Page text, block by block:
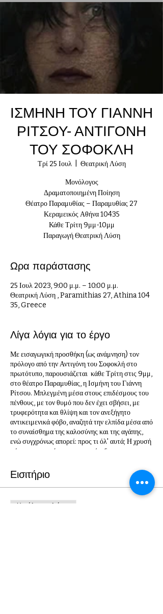
ΙΣΜΗΝΗ ΤΟΥ ΓΙΑΝΝΗ
ΡΙΤΣΟΥ- ΑΝΤΙΓΟΝΗ
ΤΟΥ ΣΟΦΟΚΛΗ
Τρί 25 Ιουλ
  |
Θεατρική Λύση
Μονόλογος
Δραματοποιημένη Ποίηση
Θέατρο Παραμυθίας – Παραμυθίας 27
Κεραμεικός Αθήνα 10435
Κάθε Τρίτη 9μμ-10μμ
Παραγωγή Θεατρική Λύση
Ωρα παράστασης
25 Ιουλ 2023, 9:00 μ.μ. – 10:00 μ.μ.
Θεατρική Λύση , Paramithias 27, Athina 104
35, Greece
Λίγα λόγια για το έργο
Με εισαγωγική προσθήκη (ως ανάμνηση) τον
πρόλογο από την Αντιγόνη του Σοφοκλή στο
πρωτότυπο, παρουσιάζεται κάθε Τρίτη στις 9μμ,
στο θέατρο Παραμυθίας, η Ισμήνη του Γιάννη
Ρίτσου. Μπλεγμένη μέσα στους επιδέσμους του
πένθους, με τον θυμό που δεν έχει σβήσει, με
τρυφερότητα και θλίψη και τον ανεξήγητο
αντικειμενικά φόβο, αναζητά την ελπίδα μέσα από
το συναίσθημα της καλοσύνης και της αγάπης,
ενώ συγχρόνως απορεί: προς τι όλ' αυτά; Η χρυσή
μάσκα και το πέρασμα στο επίπεδο της
ανάμνηση, το βίωμα "είδα την αδελφή μου στην
αυλή τα χαράματα σημαδεμένη από την μοίρα,
κατάχλωμη. Τα χέρια της, το φόρεμα της, τα
μαλλιά της όλο χώματα..." Ζει; Και πώς; Μετά από
Εισιτήριο
Η πώληση τελείωσε